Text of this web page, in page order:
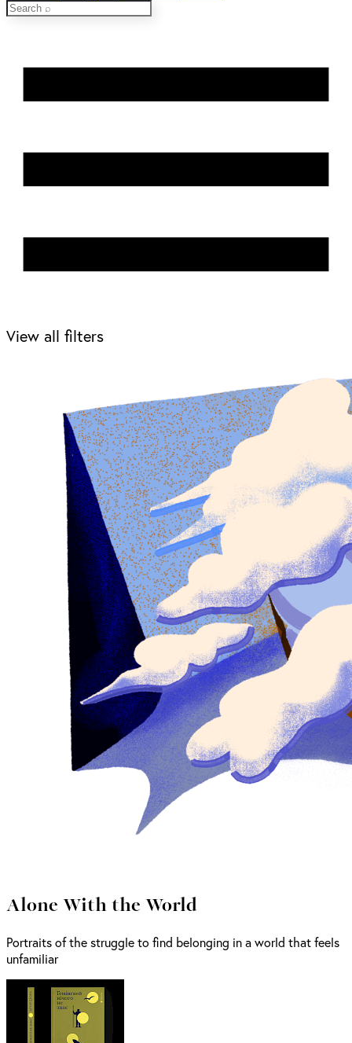
View all filters
Alone With the World
Portraits of the struggle to find belonging in a world that feels
unfamiliar